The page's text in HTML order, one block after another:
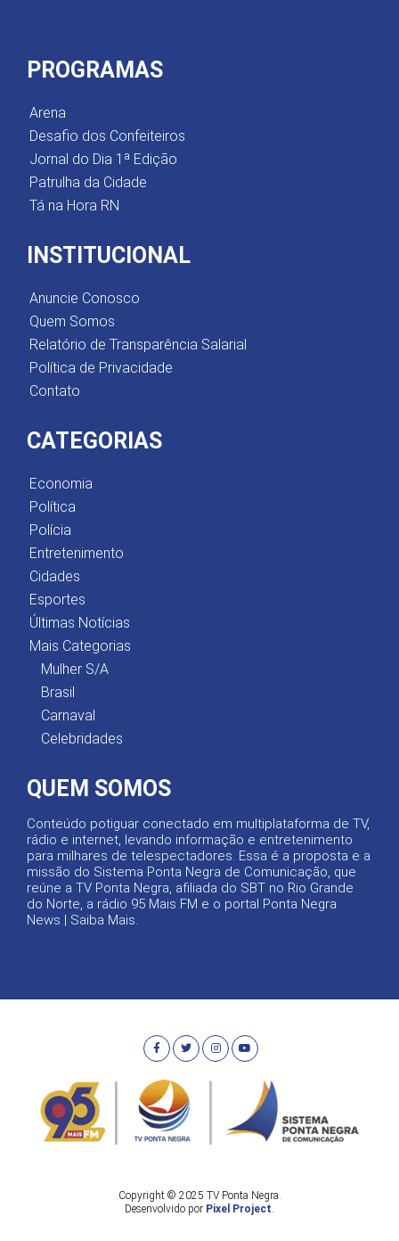
PROGRAMAS
Arena
Desafio dos Confeiteiros
Jornal do Dia 1ª Edição
Patrulha da Cidade
Tá na Hora RN
INSTITUCIONAL
Anuncie Conosco
Quem Somos
Relatório de Transparência Salarial
Política de Privacidade
Contato
CATEGORIAS
Economia
Política
Polícia
Entretenimento
Cidades
Esportes
Últimas Notícias
Mais Categorias
Mulher S/A
Brasil
Carnaval
Celebridades
QUEM SOMOS
Conteúdo potiguar conectado em multiplataforma de TV,
rádio e internet, levando informação e entretenimento
para milhares de telespectadores. Essa é a proposta e a
missão do Sistema Ponta Negra de Comunicação, que
reúne a TV Ponta Negra, afiliada do SBT no Rio Grande
do Norte, a rádio 95 Mais FM e o portal Ponta Negra
News | Saiba Mais.
Copyright © 2025 TV Ponta Negra.
Desenvolvido por Pixel Project.